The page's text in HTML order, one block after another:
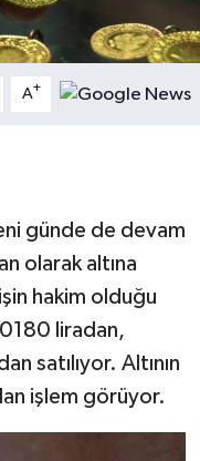
A+
günde de devam
olarak altına
hakim olduğu
liradan,
satılıyor. Altının
işlem görüyor.